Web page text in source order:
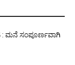
: ಮನೆ ಸಂಪೂರ್ಣವಾಗಿ